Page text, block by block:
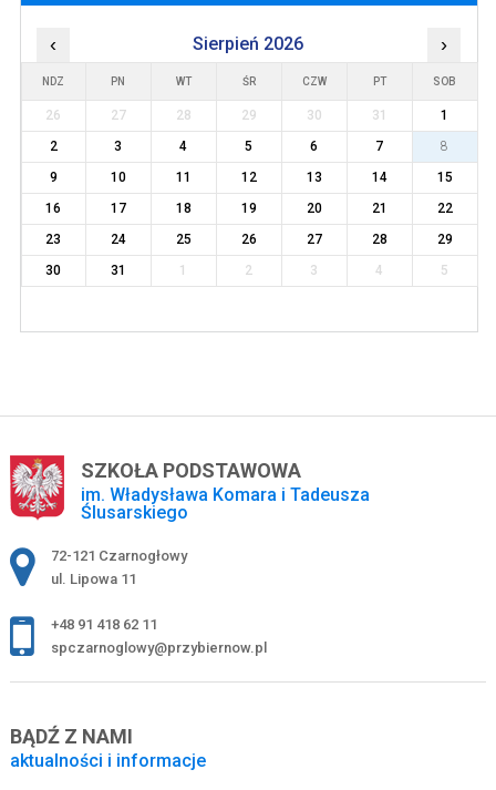
‹ Sierpień 2026 ›
NDZ PN WT ŚR CZW PT SOB
26 27 28 29 30 31
1
2
3 4 5 6 7
8
9
10 11 12 13 14
15
16
17 18 19 20 21
22
23
24 25 26 27 28
29
30
31 1 2 3 4 5
SZKOŁA PODSTAWOWA
im. Władysława Komara i Tadeusza
Ślusarskiego
Adres pocztowy:
72-121 Czarnogłowy
ul. Lipowa 11
+48 91 418 62 11
spczarnoglowy@przybiernow.pl
BĄDŹ Z NAMI
aktualności i informacje